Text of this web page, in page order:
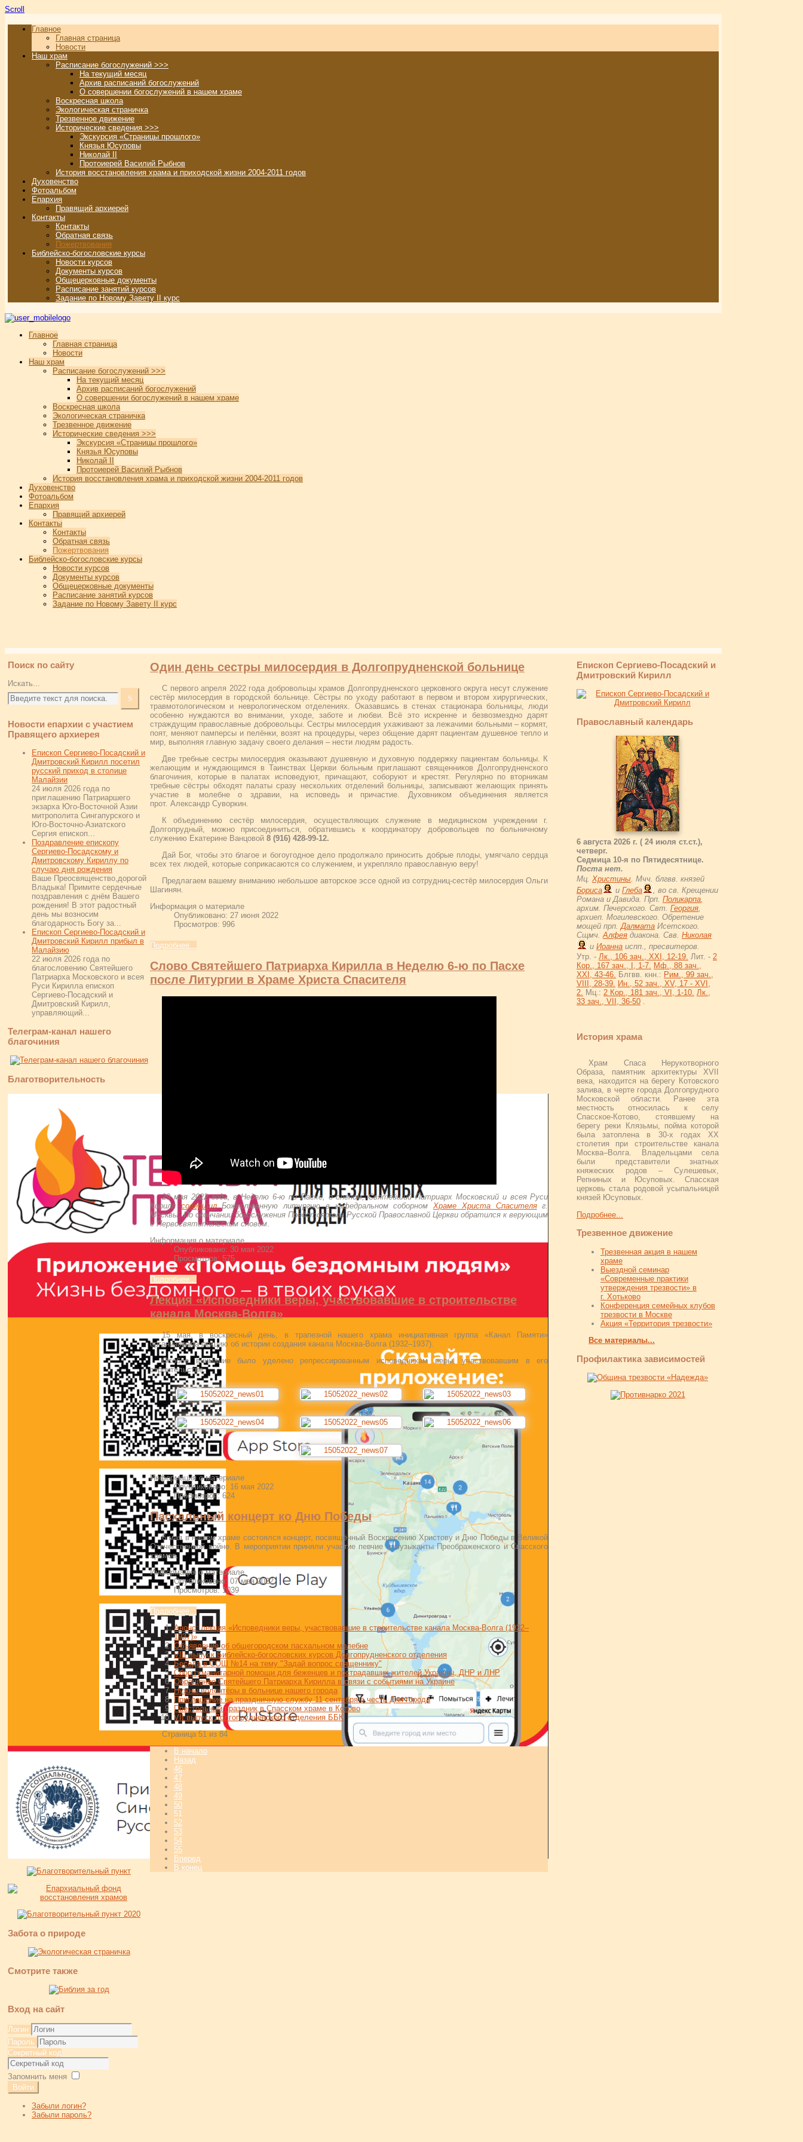
Scroll
Главное
Главная страница
Новости
Наш храм
Расписание богослужений >>>
На текущий месяц
Архив расписаний богослужений
О совершении богослужений в нашем храме
Воскресная школа
Экологическая страничка
Трезвенное движение
Исторические сведения >>>
Экскурсия «Страницы прошлого»
Князья Юсуповы
Николай II
Протоиерей Василий Рыбнов
История восстановления храма и приходской жизни 2004-2011 годов
Духовенство
Фотоальбом
Епархия
Правящий архиерей
Контакты
Контакты
Обратная связь
Пожертвования
Библейско-богословские курсы
Новости курсов
Документы курсов
Общецерковные документы
Расписание занятий курсов
Задание по Новому Завету II курс
Главное
Главная страница
Новости
Наш храм
Расписание богослужений >>>
На текущий месяц
Архив расписаний богослужений
О совершении богослужений в нашем храме
Воскресная школа
Экологическая страничка
Трезвенное движение
Исторические сведения >>>
Экскурсия «Страницы прошлого»
Князья Юсуповы
Николай II
Протоиерей Василий Рыбнов
История восстановления храма и приходской жизни 2004-2011 годов
Духовенство
Фотоальбом
Епархия
Правящий архиерей
Контакты
Контакты
Обратная связь
Пожертвования
Библейско-богословские курсы
Новости курсов
Документы курсов
Общецерковные документы
Расписание занятий курсов
Задание по Новому Завету II курс
Поиск по сайту
Искать...
Новости епархии с участием
Правящего архиерея
Епископ Сергиево-Посадский и
Дмитровский Кирилл посетил
русский приход в столице
Малайзии
24 июля 2026 года по
приглашению Патриаршего
экзарха Юго-Восточной Азии
митрополита Сингапурского и
Юго-Восточно-Азиатского
Сергия епископ...
Поздравление епископу
Сергиево-Посадскому и
Дмитровскому Кириллу по
случаю дня рождения
Ваше Преосвященство,дорогой
Владыка! Примите сердечные
поздравления с днём Вашего
рождения! В этот радостный
день мы возносим
благодарность Богу за...
Епископ Сергиево-Посадский и
Дмитровский Кирилл прибыл в
Малайзию
22 июля 2026 года по
благословению Святейшего
Патриарха Московского и всея
Руси Кирилла епископ
Сергиево-Посадский и
Дмитровский Кирилл,
управляющий...
Телеграм-канал нашего
благочиния
Благотворительность
Забота о природе
Смотрите также
Вход на сайт
Логин
Пароль
Секретный код
Запомнить меня
Войти
Забыли логин?
Забыли пароль?
Епископ Сергиево-Посадский и
Дмитровский Кирилл
Православный календарь
6 августа 2026 г. ( 24 июля ст.ст.),
четверг.
Седмица 10-я по Пятидесятнице.
Поста нет.
Мц. Христины . Мчч. блгвв. князей
Бориса
и Глеба
, во св. Крещении
Романа и Давида. Прп. Поликарпа
архим. Печерского. Свт. Георгия
архиеп. Могилевского. Обретение
мощей прп. Далмата Исетского.
Сщмч. Алфея диакона. Свв. Николая
и Иоанна испп., пресвитеров.
Утр. - Лк., 106 зач., XXI, 12-19. Лит. - 2
Кор., 167 зач., I, 1-7.
Мф., 88 зач.,
XXI, 43-46.
Блгвв. кнн.: Рим., 99 зач.,
VIII, 28-39.
Ин., 52 зач., XV, 17 - XVI,
2.
Мц.: 2 Кор., 181 зач., VI, 1-10. Лк.,
33 зач., VII, 36-50
История храма
Храм Спаса Нерукотворного
Образа, памятник архитектуры XVII
века, находится на берегу Котовского
залива, в черте города Долгопрудного
Московской области. Ранее эта
местность относилась к селу
Спасское-Котово, стоявшему на
берегу реки Клязьмы, пойма которой
была затоплена в 30-х годах XX
столетия при строительстве канала
Москва–Волга. Владельцами села
были представители знатных
княжеских родов – Сулешевых,
Репниных и Юсуповых. Спасская
церковь стала родовой усыпальницей
князей Юсуповых.
Подробнее...
Трезвенное движение
Трезвенная акция в нашем
храме
Выездной семинар
«Современные практики
утверждения трезвости» в
г. Хотьково
Конференция семейных клубов
трезвости в Москве
Акция «Территория трезвости»
Все материалы...
Профилактика зависимостей
Один день сестры милосердия в Долгопрудненской больнице
С первого апреля 2022 года добровольцы храмов Долгопрудненского церковного округа несут служение
сестёр милосердия в городской больнице. Сёстры по уходу работают в первом и втором хирургических,
травмотологическом и неврологическом отделениях. Оказавшись в стенах стационара больницы, люди
особенно нуждаются во внимании, уходе, заботе и любви. Всё это искренне и безвозмездно дарят
страждущим православные добровольцы. Сестры милосердия ухаживают за лежачими больными – кормят,
поят, меняют памперсы и пелёнки, возят на процедуры, через общение дарят пациентам душевное тепло и
мир, выполняя главную задачу своего делания – нести людям радость.
Две требные сестры милосердия оказывают душевную и духовную поддержку пациентам больницы. К
желающим и нуждающимся в Таинствах Церкви больным приглашают священников Долгопрудненского
благочиния, которые в палатах исповедуют, причащают, соборуют и крестят. Регулярно по вторникам
требные сёстры обходят палаты сразу нескольких отделений больницы, записывают желающих принять
участие в молебне о здравии, на исповедь и причастие. Духовником объединения является
прот. Александр Суворкин.
К объединению сестёр милосердия, осуществляющих служение в медицинском учреждении г.
Долгопрудный, можно присоединиться, обратившись к координатору добровольцев по больничному
служению Екатерине Ванцовой 8 (916) 428-99-12.
Дай Бог, чтобы это благое и богоугодное дело продолжало приносить добрые плоды, умягчало сердца
всех тех людей, которые соприкасаются со служением, и укрепляло православную веру!
Предлагаем вашему вниманию небольшое авторское эссе одной из сотрудниц-сестёр милосердия Ольги
Шагинян.
Информация о материале
Опубликовано: 27 июня 2022
Просмотров: 996
Подробнее...
Слово Святейшего Патриарха Кирилла в Неделю 6-ю по Пасхе
после Литургии в Храме Христа Спасителя
29 мая 2022 года, в Неделю 6-ю по Пасхе, о слепом, Святейший Патриарх Московский и всея Руси
Кирилл совершилБожественную литургию в кафедральном соборномХраме Христа Спасителяг.
Москвы. По окончании богослужения Предстоятель Русской Православной Церкви обратился к верующим
с Первосвятительским словом.
Информация о материале
Опубликовано: 30 мая 2022
Просмотров: 575
Подробнее...
Лекция «Исповедники веры, участвовавшие в строительстве
канала Москва-Волга»
15 мая, в воскресный день, в трапезной нашего храма инициативная группа «Канал Памяти»
организовала лекцию об истории создания канала Москва-Волга (1932–1937).
Особое внимание было уделено репрессированным исповедникам веры, участвовавшим в его
строительстве.
Информация о материале
Опубликовано: 16 мая 2022
Просмотров: 624
Пасхальный концерт ко Дню Победы
6 мая в нашем храме состоялся концерт, посвящённый Воскресению Христову и Дню Победы в Великой
Отечественной войне. В мероприятии приняли участие певчие и музыканты Преображенского и Спасского
храмов.
Информация о материале
Опубликовано: 07 мая 2022
Просмотров: 1039
Подробнее...
Анонс: лекция «Исповедники веры, участвовавшие в строительстве канала Москва-Волга (1932–
1937)»
Объявление об общегородском пасхальном молебне
VIII выпуск Библейско-богословских курсов Долгопрудненского отделения
Беседа в СОШ №14 на тему "Задай вопрос священнику"
Сбор гуманитарной помощи для беженцев и пострадавших жителей Украины, ДНР и ЛНР
Обращение Святейшего Патриарха Кирилла в связи с событиями на Украине
Нужны волонтёры в больнице нашего города
Приглашение на праздничную службу 11 сентября в честь Дня города
Престольный праздник в Спасском храме в Котово
VII выпуск Долгопрудненского отделения ББК
Страница 51 из 84
В начало
Назад
46
47
48
49
50
51
52
53
54
55
Вперед
В конец